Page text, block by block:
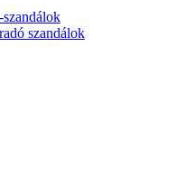
szandálok